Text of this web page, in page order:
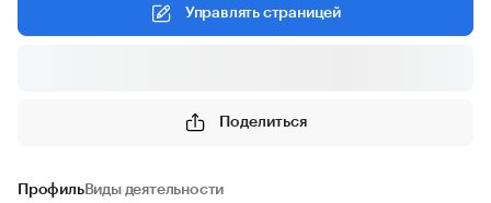
Управлять страницей
Поделиться
ПрофильВиды деятельности